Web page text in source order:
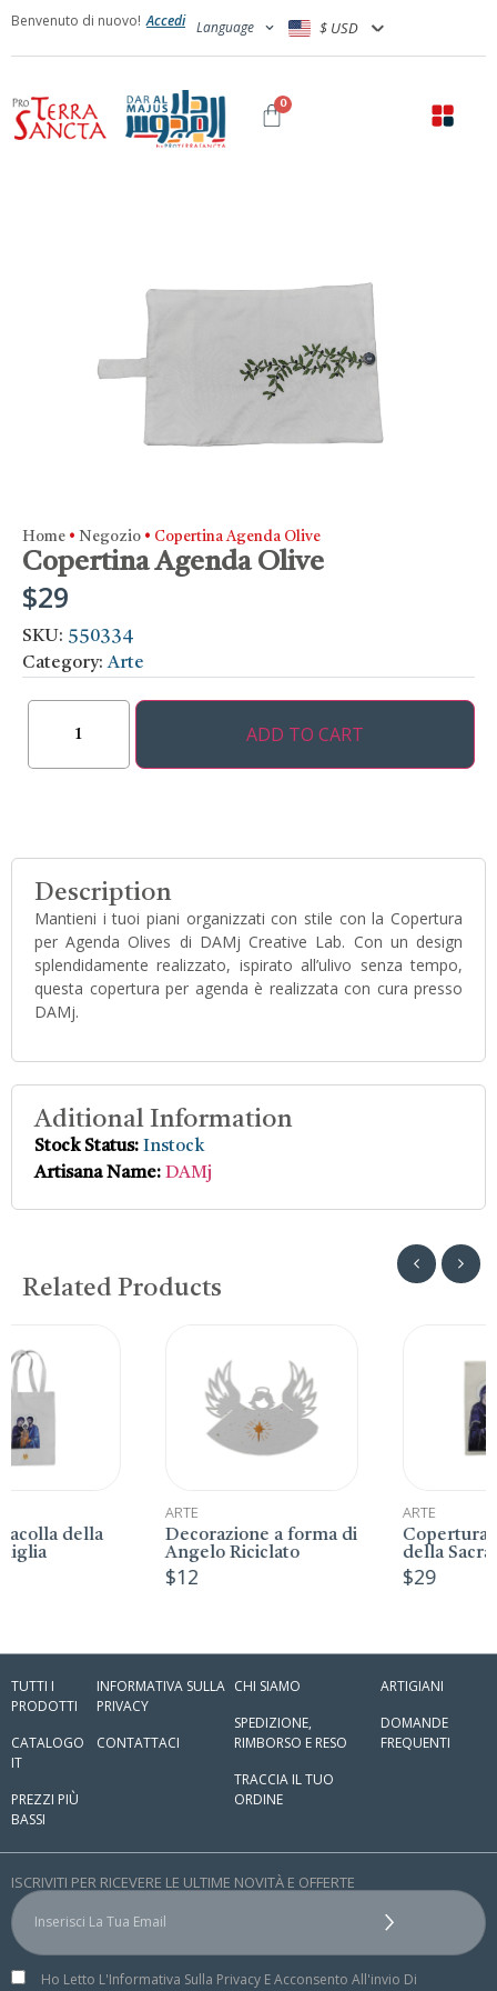
Benvenuto di nuovo! Accedi Language $ USD
0
Home • Negozio • Copertina Agenda Olive
Copertina Agenda Olive
$29
SKU: 550334
Category:Arte
ADD TO CART
Description
Mantieni i tuoi piani organizzati con stile con la Copertura
per Agenda Olives di DAMj Creative Lab. Con un design
splendidamente realizzato, ispirato all’ulivo senza tempo,
questa copertura per agenda è realizzata con cura presso
DAMj.
Aditional Information
Stock Status: Instock
Artisana Name: DAMj
Related Products
Decorazione a forma di
Angelo Riciclato
Copertura per Bibbia
della Sacra Famiglia
ISCRIVITI PER RICEVERE LE ULTIME NOVITÀ E OFFERTE
Ho Letto L'Informativa Sulla Privacy E Acconsento All'invio Di
TUTTI I
PRODOTTI
CATALOGO
IT
PREZZI PIÙ
BASSI
INFORMATIVA SULLA
PRIVACY
CONTATTACI
CHI SIAMO
SPEDIZIONE,
RIMBORSO E RESO
TRACCIA IL TUO
ORDINE
ARTIGIANI
DOMANDE
FREQUENTI